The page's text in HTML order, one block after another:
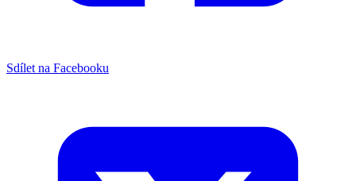
Sdílet na Facebooku